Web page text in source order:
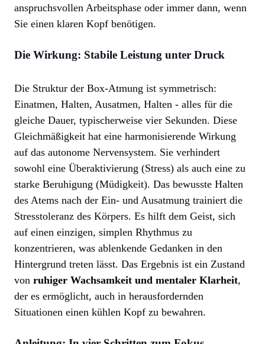
anspruchsvollen Arbeitsphase oder immer dann, wenn
Sie einen klaren Kopf benötigen.
Die Wirkung: Stabile Leistung unter Druck
Die Struktur der Box-Atmung ist symmetrisch:
Einatmen, Halten, Ausatmen, Halten - alles für die
gleiche Dauer, typischerweise vier Sekunden. Diese
Gleichmäßigkeit hat eine harmonisierende Wirkung
auf das autonome Nervensystem. Sie verhindert
sowohl eine Überaktivierung (Stress) als auch eine zu
starke Beruhigung (Müdigkeit). Das bewusste Halten
des Atems nach der Ein- und Ausatmung trainiert die
Stresstoleranz des Körpers. Es hilft dem Geist, sich
auf einen einzigen, simplen Rhythmus zu
konzentrieren, was ablenkende Gedanken in den
Hintergrund treten lässt. Das Ergebnis ist ein Zustand
von ruhiger Wachsamkeit und mentaler Klarheit,
der es ermöglicht, auch in herausfordernden
Situationen einen kühlen Kopf zu bewahren.